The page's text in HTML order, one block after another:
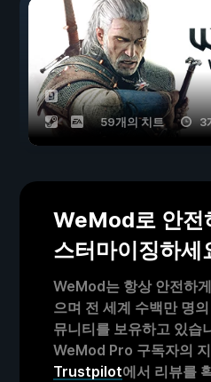
59개의 치트 3
WeMod로 안전
스터마이징하세
WeMod는 항상 안전하
으며 전 세계 수백만 명
뮤니티를 보유하고 있습
WeMod Pro 구독자의
Trustpilot에서 리뷰를